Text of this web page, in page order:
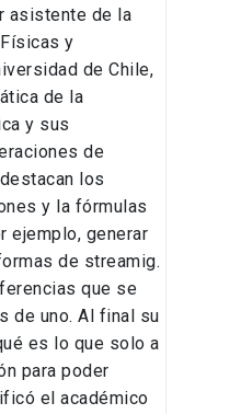
asistente de la
y
de Chile,
de la
y sus
de
los
y la fórmulas
ejemplo, generar
de streamig.
que se
de uno. Al final su
es lo que solo a
para poder
el académico